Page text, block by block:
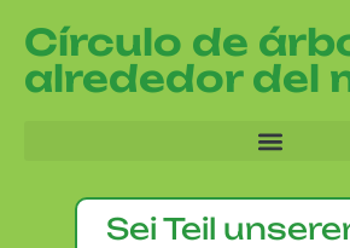
Círculo de
alrededor del
Sei Teil